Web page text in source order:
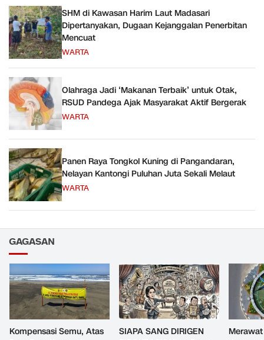
SHM di Kawasan Harim Laut Madasari
Dipertanyakan, Dugaan Kejanggalan Penerbitan
Mencuat
WARTA
Olahraga Jadi ‘Makanan Terbaik’ untuk Otak,
RSUD Pandega Ajak Masyarakat Aktif Bergerak
WARTA
Panen Raya Tongkol Kuning di Pangandaran,
Nelayan Kantongi Puluhan Juta Sekali Melaut
WARTA
GAGASAN
Kompensasi Semu, Atas
SIAPA SANG DIRIGEN